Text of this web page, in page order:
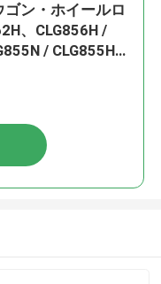
ン・ホイールロ
、CLG856H /
/ CLG855H、